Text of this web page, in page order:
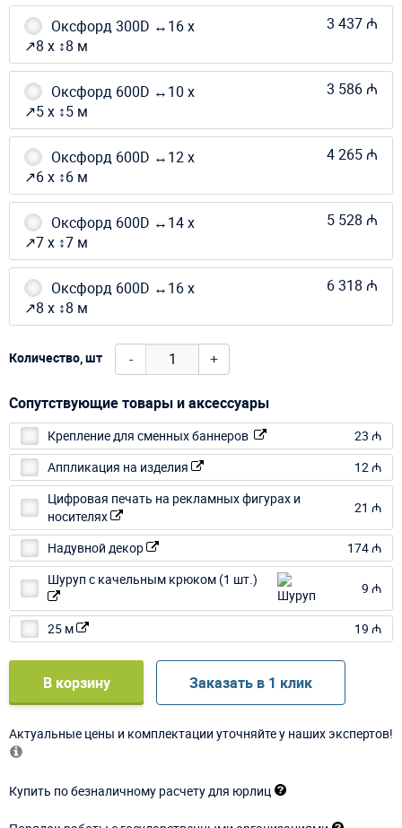
Оксфорд 300D ↔16 х
↗8 х ↕8 м
3 437 ₼
Оксфорд 600D ↔10 х
↗5 х ↕5 м
3 586 ₼
Оксфорд 600D ↔12 х
↗6 х ↕6 м
4 265 ₼
Оксфорд 600D ↔14 х
↗7 х ↕7 м
5 528 ₼
Оксфорд 600D ↔16 х
↗8 х ↕8 м
6 318 ₼
Количество, шт - +
Сопутствующие товары и аксессуары
Крепление для сменных баннеров
23 ₼
Аппликация на изделия
12 ₼
Цифровая печать на рекламных фигурах и
носителях
21 ₼
Надувной декор
174 ₼
Шуруп с качельным крюком (1 шт.)
9 ₼
25 м 19 ₼
В корзину Заказать в 1 клик
Актуальные цены и комплектации уточняйте у наших экспертов!
Купить по безналичному расчету для юрлиц